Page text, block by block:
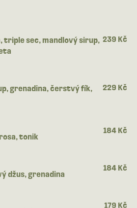
triple sec, mandlový sirup, 239 Kč
grenadina, čerstvý fík,
229 Kč
tonik
184 Kč
džus, grenadina
184 Kč
179 Kč